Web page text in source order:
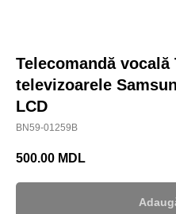
Telecomandă
televizoarele
LCD
BN59-01259B
500.00 MDL